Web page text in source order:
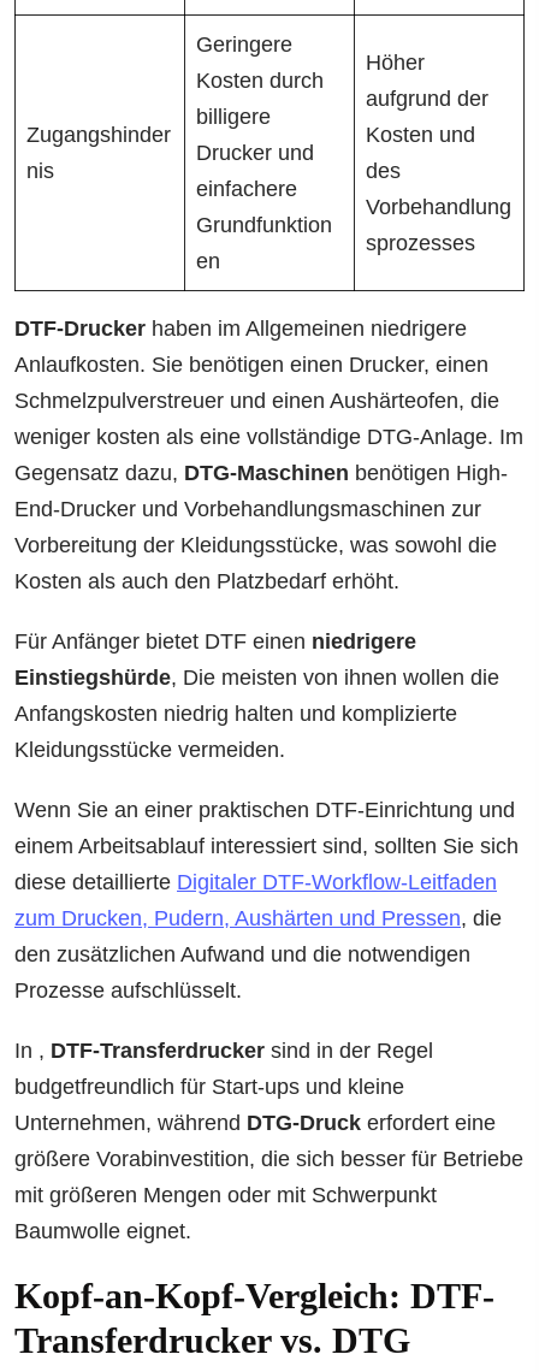
Zugangshinder
nis
Geringere
Kosten durch
billigere
Drucker und
einfachere
Grundfunktion
en
Höher
aufgrund der
Kosten und
des
Vorbehandlung
sprozesses
DTF-Drucker haben im Allgemeinen niedrigere
Anlaufkosten. Sie benötigen einen Drucker, einen
Schmelzpulverstreuer und einen Aushärteofen, die
weniger kosten als eine vollständige DTG-Anlage. Im
Gegensatz dazu, DTG-Maschinen benötigen High-
End-Drucker und Vorbehandlungsmaschinen zur
Vorbereitung der Kleidungsstücke, was sowohl die
Kosten als auch den Platzbedarf erhöht.
Für Anfänger bietet DTF einen niedrigere
Einstiegshürde, Die meisten von ihnen wollen die
Anfangskosten niedrig halten und komplizierte
Kleidungsstücke vermeiden.
Wenn Sie an einer praktischen DTF-Einrichtung und
einem Arbeitsablauf interessiert sind, sollten Sie sich
diese detaillierte Digitaler DTF-Workflow-Leitfaden
zum Drucken, Pudern, Aushärten und Pressen, die
den zusätzlichen Aufwand und die notwendigen
Prozesse aufschlüsselt.
In , DTF-Transferdrucker sind in der Regel
budgetfreundlich für Start-ups und kleine
Unternehmen, während DTG-Druck erfordert eine
größere Vorabinvestition, die sich besser für Betriebe
mit größeren Mengen oder mit Schwerpunkt
Baumwolle eignet.
Kopf-an-Kopf-Vergleich: DTF-
Transferdrucker vs. DTG